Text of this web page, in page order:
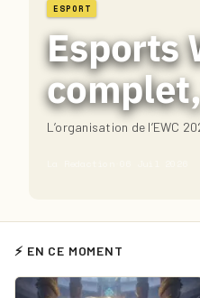
ESPORT
Esports
L’organisation de l’EWC
⚡ EN CE MOMENT